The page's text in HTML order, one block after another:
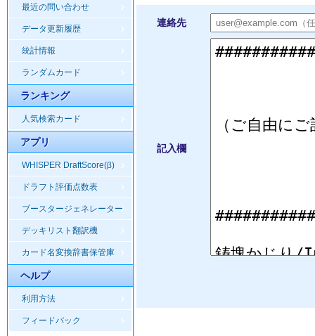
最近の問い合わせ
データ更新履歴
統計情報
ランダムカード
ランキング
人気検索カード
アプリ
WHISPER DraftScore(β)
ドラフト評価点数表
ブースタージェネレーター
デッキリスト翻訳機
カード名変換辞書保管庫
ヘルプ
利用方法
フィードバック
連絡先
記入欄